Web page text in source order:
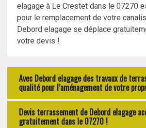
elagage à Le Crestet dans le 07270
pour le remplacement de votre
Debord elagage se déplace
votre devis !
Avec Debord elagage des travaux de
qualité pour l’aménagement de votre
Devis terrassement de Debord elagage
gratuitement dans le 07270 !